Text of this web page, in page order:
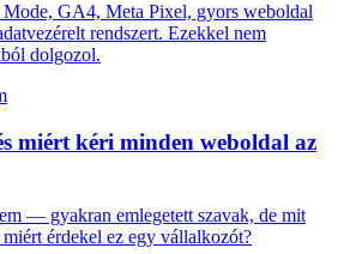
Mode, GA4, Meta Pixel, gyors weboldal
rendszert. Ezekkel nem
dolgozol.
miért kéri minden weboldal az
— gyakran emlegetett szavak, de mit
érdekel ez egy vállalkozót?